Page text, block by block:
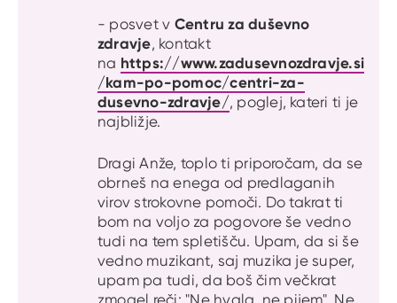
- posvet v Centru za duševno
zdravje, kontakt
na https://www.zadusevnozdravje.si
/kam-po-pomoc/centri-za-
dusevno-zdravje/, poglej, kateri ti je
najbližje.
Dragi Anže, toplo ti priporočam, da se
obrneš na enega od predlaganih
virov strokovne pomoči. Do takrat ti
bom na voljo za pogovore še vedno
tudi na tem spletišču. Upam, da si še
vedno muzikant, saj muzika je super,
upam pa tudi, da boš čim večkrat